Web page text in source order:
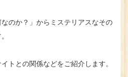
のか？」からミステリアスなその
トとの関係などをご紹介します。